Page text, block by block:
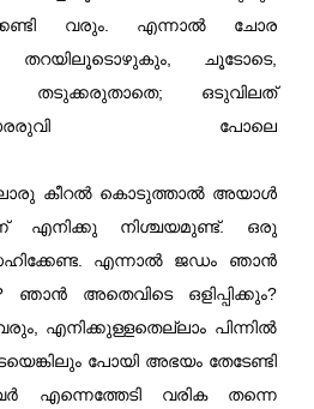
വരും. എന്നാൽ ചോര
തറയിലൂടൊഴുകും, ചൂടോടെ,
തടുക്കരുതാതെ; ഒടുവിലത്
പോലെ
കീറൽ കൊടുത്താൽ അയാൾ
എനിക്കു നിശ്ചയമുണ്ട്. ഒരു
എന്നാൽ ജഡം ഞാൻ
ഞാൻ അതെവിടെ ഒളിപ്പിക്കും?
വരും, എനിക്കുള്ളതെല്ലാം പിന്നിൽ
പോയി അഭയം തേടേണ്ടി
എന്നെത്തേടി വരിക തന്നെ